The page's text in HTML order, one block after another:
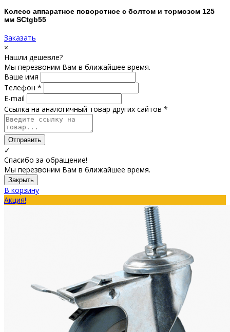
Колесо аппаратное поворотное с болтом и тормозом 125
мм SCtgb55
Заказать
×
Нашли дешевле?
Мы перезвоним Вам в ближайшее время.
Ваше имя
Телефон *
E-mail
Ссылка на аналогичный товар других сайтов *
Отправить
✓
Спасибо за обращение!
Мы перезвоним Вам в ближайшее время.
Закрыть
В корзину
Акция!